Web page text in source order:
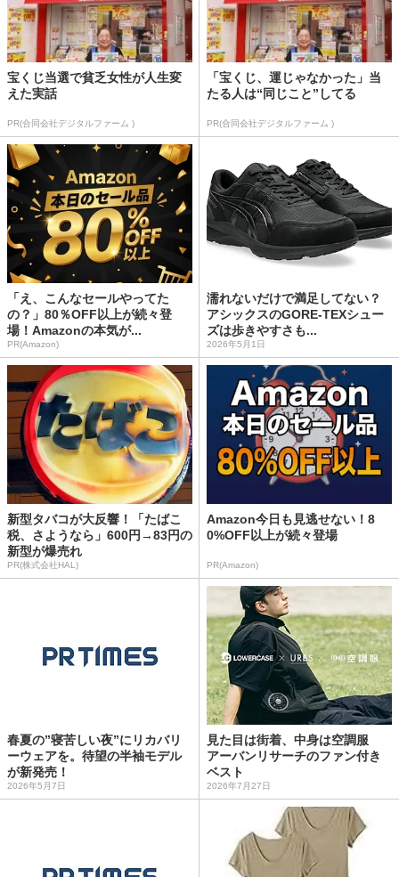
宝くじ当選で貧乏女性が人生変
えた実話
PR(合同会社デジタルファーム )
「宝くじ、運じゃなかった」当
たる人は“同じこと”してる
PR(合同会社デジタルファーム )
「え、こんなセールやってた
の？」80％OFF以上が続々登
場！Amazonの本気が...
PR(Amazon)
濡れないだけで満足してない？
アシックスのGORE-TEXシュー
ズは歩きやすさも...
2026年5月1日
新型タバコが大反響！「たばこ
税、さようなら」600円→83円の
新型が爆売れ
PR(株式会社HAL)
Amazon今日も見逃せない！8
0%OFF以上が続々登場
PR(Amazon)
春夏の”寝苦しい夜”にリカバリ
ーウェアを。待望の半袖モデル
が新発売！
2026年5月7日
見た目は街着、中身は空調服
アーバンリサーチのファン付き
ベスト
2026年7月27日